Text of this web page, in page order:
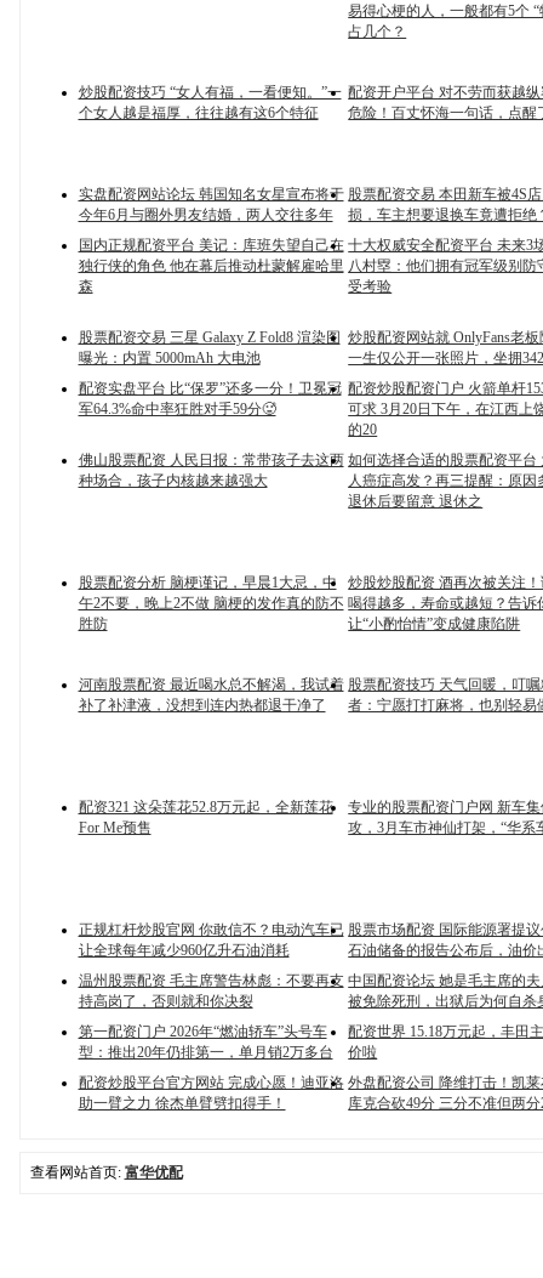
易得心梗的人，一般都有5个 “
占几个？
炒股配资技巧 “女人有福，一看便知。”一
个女人越是福厚，往往越有这6个特征
配资开户平台 对不劳而获越
危险！百丈怀海一句话，点醒
实盘配资网站论坛 韩国知名女星宣布将于
今年6月与圈外男友结婚，两人交往多年
股票配资交易 本田新车被4S
损，车主想要退换车竟遭拒绝
国内正规配资平台 美记：库班失望自己在
独行侠的角色 他在幕后推动杜蒙解雇哈里
森
十大权威安全配资平台 未来3
八村塁：他们拥有冠军级别防
受考验
股票配资交易 三星 Galaxy Z Fold8 渲染图
曝光：内置 5000mAh 大电池
炒股配资网站就 OnlyFans老
一生仅公开一张照片，坐拥
配资实盘平台 比“保罗”还多一分！卫冕冠
军64.3%命中率狂胜对手59分🥵
配资炒股配资门户 火箭单杆
可求 3月20日下午，在江西上
的20
佛山股票配资 人民日报：常带孩子去这两
种场合，孩子内核越来越强大
如何选择合适的股票配资平台
人癌症高发？再三提醒：原因
退休后要留意 退休之
股票配资分析 脑梗谨记，早晨1大忌，中
午2不要，晚上2不做 脑梗的发作真的防不
胜防
炒股炒股配资 酒再次被关注
喝得越多，寿命或越短？告诉
让“小酌怡情”变成健康陷阱
河南股票配资 最近喝水总不解渴，我试着
补了补津液，没想到连内热都退干净了
股票配资技巧 天气回暖，叮
者：宁愿打打麻将，也别轻易
配资321 这朵莲花52.8万元起，全新莲花
For Me预售
专业的股票配资门户网 新车
攻，3月车市神仙打架，“华系
正规杠杆炒股官网 你敢信不？电动汽车已
让全球每年减少960亿升石油消耗
股票市场配资 国际能源署提
石油储备的报告公布后，油价
温州股票配资 毛主席警告林彪：不要再支
持高岗了，否则就和你决裂
中国配资论坛 她是毛主席的夫
被免除死刑，出狱后为何自杀
第一配资门户 2026年“燃油轿车”头号车
型：推出20年仍排第一，单月销2万多台
配资世界 15.18万元起，丰田
价啦
配资炒股平台官方网站 完成心愿！迪亚洛
助一臂之力 徐杰单臂劈扣得手！
外盘配资公司 降维打击！凯莱
库克合砍49分 三分不准但两分
查看网站首页: 富华优配